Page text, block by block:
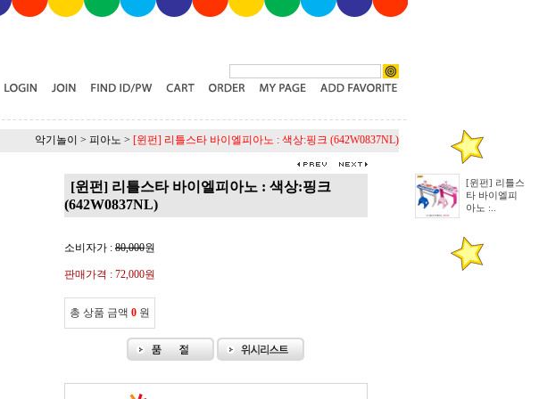
악기놀이 > 피아노 > [윈펀] 리틀스타 바이엘피아노 : 색상:핑크 (642W0837NL)
[윈펀] 리틀스타 바이엘피아노 : 색상:핑크
(642W0837NL)
소비자가 : 80,000원
판매가격 : 72,000원
총 상품 금액 0 원
[윈펀] 리틀스
타 바이엘피
아노 :..